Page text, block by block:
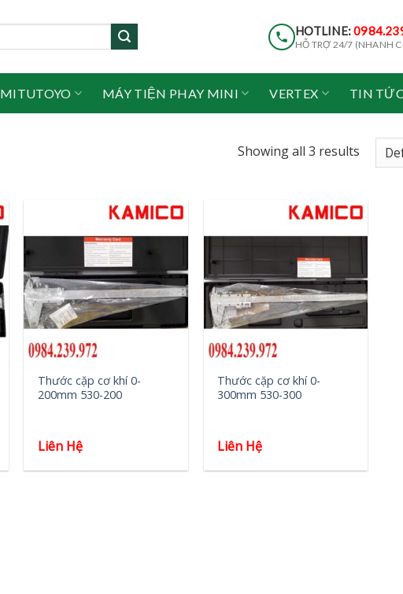
HOTLINE:
HỖ TRỢ 24/7 (NHANH
MITUTOYO MÁY TIỆN PHAY MINI VERTEX TIN TỨC
Showing all 3 results
+
Thước cặp cơ khí 0-
200mm 530-200
Liên Hệ
+
Thước cặp cơ khí 0-
300mm 530-300
Liên Hệ